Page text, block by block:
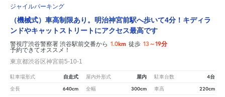
ジャイルパーキング
（機械式）車高制限あり。明治神宮前駅へ歩いて4分！キディラ
ンドやキャットストリートにアクセス最高です
警視庁渋谷警察署 渋谷駅前交番から 1.0km 徒歩 13～19分
予約できてオススメ！
東京都渋谷区神宮前5-10-1
駐車場形式 自走式 屋内外形式 屋内 駐車台数 4台
全長 640cm 全幅 300cm 車高 220cm